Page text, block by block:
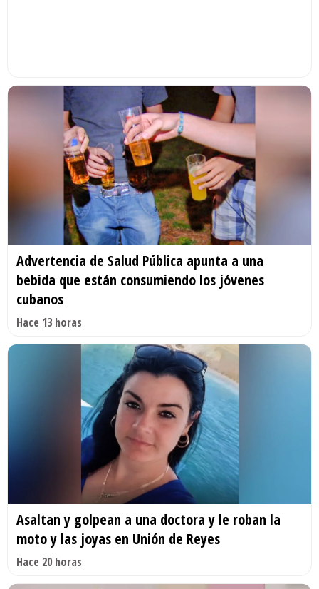
Advertencia de Salud Pública apunta a una
bebida que están consumiendo los jóvenes
cubanos
Hace 13 horas
Asaltan y golpean a una doctora y le roban la
moto y las joyas en Unión de Reyes
Hace 20 horas